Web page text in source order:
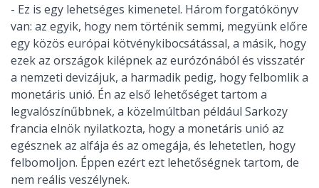
- Ez is egy lehetséges kimenetel. Három forgatókönyv
van: az egyik, hogy nem történik semmi, megyünk előre
egy közös európai kötvénykibocsátással, a másik, hogy
ezek az országok kilépnek az eurózónából és visszatér
a nemzeti devizájuk, a harmadik pedig, hogy felbomlik a
monetáris unió. Én az első lehetőséget tartom a
legvalószínűbbnek, a közelmúltban például Sarkozy
francia elnök nyilatkozta, hogy a monetáris unió az
egésznek az alfája és az omegája, és lehetetlen, hogy
felbomoljon. Éppen ezért ezt lehetőségnek tartom, de
nem reális veszélynek.